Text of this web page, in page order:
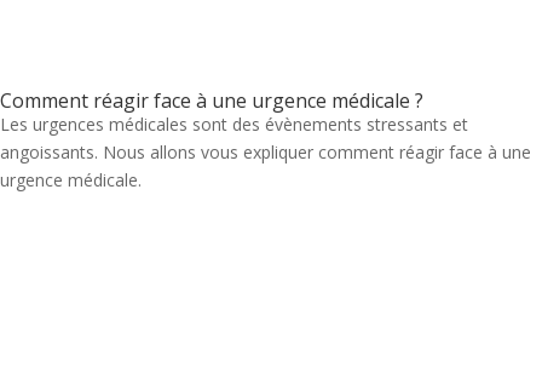
Comment réagir face à une urgence médicale ?
Les urgences médicales sont des évènements stressants et
angoissants. Nous allons vous expliquer comment réagir face à une
urgence médicale.